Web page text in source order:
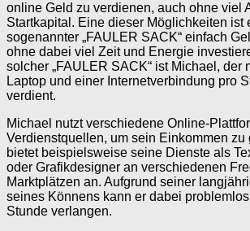
online Geld zu verdienen, auch ohne viel
Startkapital. Eine dieser Möglichkeiten ist
sogenannter „FAULER SACK“ einfach
ohne dabei viel Zeit und Energie
solcher „FAULER SACK“ ist Michael, der
Laptop und einer Internetverbindung pro
verdient.
Michael nutzt verschiedene Online-
Verdienstquellen, um sein Einkommen zu
bietet beispielsweise seine Dienste als
oder Grafikdesigner an verschiedenen
Marktplätzen an. Aufgrund seiner
seines Könnens kann er dabei
Stunde verlangen.